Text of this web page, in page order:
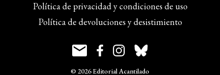
Política de privacidad y condiciones de uso
Política de devoluciones y desistimiento
© 2026 Editorial Acantilado